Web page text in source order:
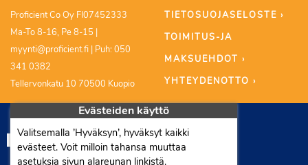
Proficient Co Oy FI07452333
Ma-To 8-16, Pe 8-15 |
myynti@proficient.fi | Puh: 050
341 0382
Tellervonkatu 10 70500 Kuopio
TIETOSUOJASELOSTE ›
TOIMITUS-JA
MAKSUEHDOT ›
YHTEYDENOTTO ›
Evästeiden käyttö
Valitsemalla ’Hyväksyn’, hyväksyt kaikki
evästeet. Voit milloin tahansa muuttaa
asetuksia sivun alareunan linkistä.